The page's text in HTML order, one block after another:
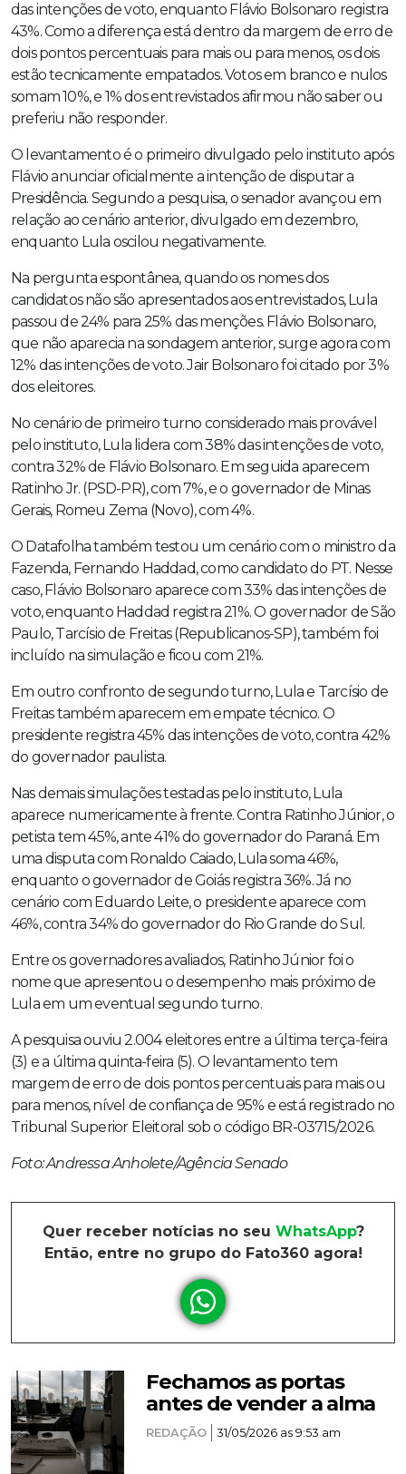
das intenções de voto, enquanto Flávio Bolsonaro registra
43%. Como a diferença está dentro da margem de erro de
dois pontos percentuais para mais ou para menos, os dois
estão tecnicamente empatados. Votos em branco e nulos
somam 10%, e 1% dos entrevistados afirmou não saber ou
preferiu não responder.
O levantamento é o primeiro divulgado pelo instituto após
Flávio anunciar oficialmente a intenção de disputar a
Presidência. Segundo a pesquisa, o senador avançou em
relação ao cenário anterior, divulgado em dezembro,
enquanto Lula oscilou negativamente.
Na pergunta espontânea, quando os nomes dos
candidatos não são apresentados aos entrevistados, Lula
passou de 24% para 25% das menções. Flávio Bolsonaro,
que não aparecia na sondagem anterior, surge agora com
12% das intenções de voto. Jair Bolsonaro foi citado por 3%
dos eleitores.
No cenário de primeiro turno considerado mais provável
pelo instituto, Lula lidera com 38% das intenções de voto,
contra 32% de Flávio Bolsonaro. Em seguida aparecem
Ratinho Jr. (PSD-PR), com 7%, e o governador de Minas
Gerais, Romeu Zema (Novo), com 4%.
O Datafolha também testou um cenário com o ministro da
Fazenda, Fernando Haddad, como candidato do PT. Nesse
caso, Flávio Bolsonaro aparece com 33% das intenções de
voto, enquanto Haddad registra 21%. O governador de São
Paulo, Tarcísio de Freitas (Republicanos-SP), também foi
incluído na simulação e ficou com 21%.
Em outro confronto de segundo turno, Lula e Tarcísio de
Freitas também aparecem em empate técnico. O
presidente registra 45% das intenções de voto, contra 42%
do governador paulista.
Nas demais simulações testadas pelo instituto, Lula
aparece numericamente à frente. Contra Ratinho Júnior, o
petista tem 45%, ante 41% do governador do Paraná. Em
uma disputa com Ronaldo Caiado, Lula soma 46%,
enquanto o governador de Goiás registra 36%. Já no
cenário com Eduardo Leite, o presidente aparece com
46%, contra 34% do governador do Rio Grande do Sul.
Entre os governadores avaliados, Ratinho Júnior foi o
nome que apresentou o desempenho mais próximo de
Lula em um eventual segundo turno.
A pesquisa ouviu 2.004 eleitores entre a última terça-feira
(3) e a última quinta-feira (5). O levantamento tem
margem de erro de dois pontos percentuais para mais ou
para menos, nível de confiança de 95% e está registrado no
Tribunal Superior Eleitoral sob o código BR-03715/2026.
Foto: Andressa Anholete/Agência Senado
Quer receber notícias no seu WhatsApp?
Então, entre no grupo do Fato360 agora!
Fechamos as portas
antes de vender a alma
REDAÇÃO 31/05/2026 as 9:53 am